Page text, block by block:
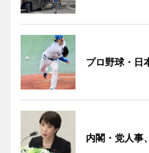
プロ野球・日
内閣・党人事